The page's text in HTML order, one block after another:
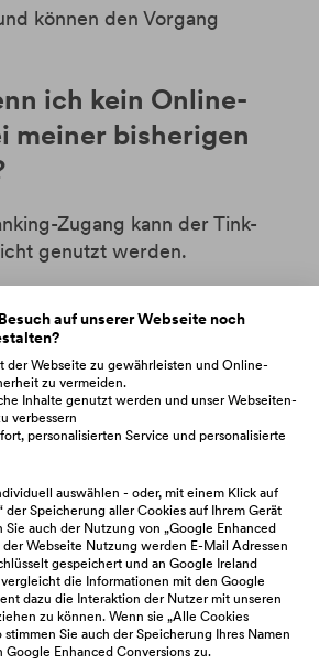
können den Vorgang
ich kein Online-
meiner bisherigen
Zugang kann der Tink-
genutzt werden.
Artikel hilfreich?
auf unserer Webseite noch
der Webseite zu gewährleisten und Online-
zu vermeiden.
Inhalte genutzt werden und unser Webseiten-
verbessern
personalisierten Service und personalisierte
auswählen - oder, mit einem Klick auf
der Speicherung aller Cookies auf Ihrem Gerät
auch der Nutzung von „Google Enhanced
der Webseite Nutzung werden E-Mail Adressen
gespeichert und an Google Ireland
die Informationen mit den Google
dazu die Interaktion der Nutzer mit unseren
zu können. Wenn sie „Alle Cookies
Sie auch der Speicherung Ihres Namen
Enhanced Conversions zu.